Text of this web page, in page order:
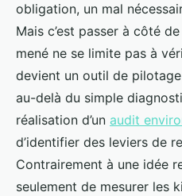
obligation, un mal
Mais c’est passer à côté
mené ne se limite pas à
devient un outil de
au-delà du simple
réalisation d’un audit
d’identifier des leviers de
Contrairement à une idée
seulement de mesurer les